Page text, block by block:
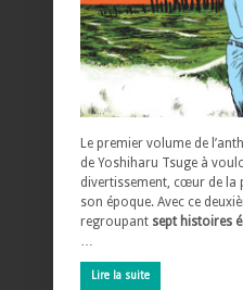
Le premier volume de
de Yoshiharu Tsuge à
divertissement, cœur de la
son époque. Avec ce
regroupant sept histoires
…
Lire la suite